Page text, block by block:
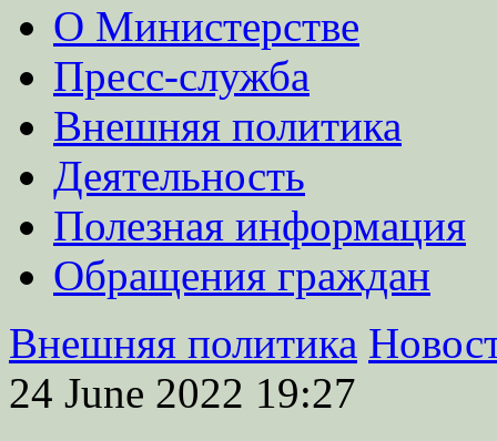
О Министерстве
Пресс-служба
Внешняя политика
Деятельность
Полезная информация
Обращения граждан
Внешняя политика
24 June 2022 19:27